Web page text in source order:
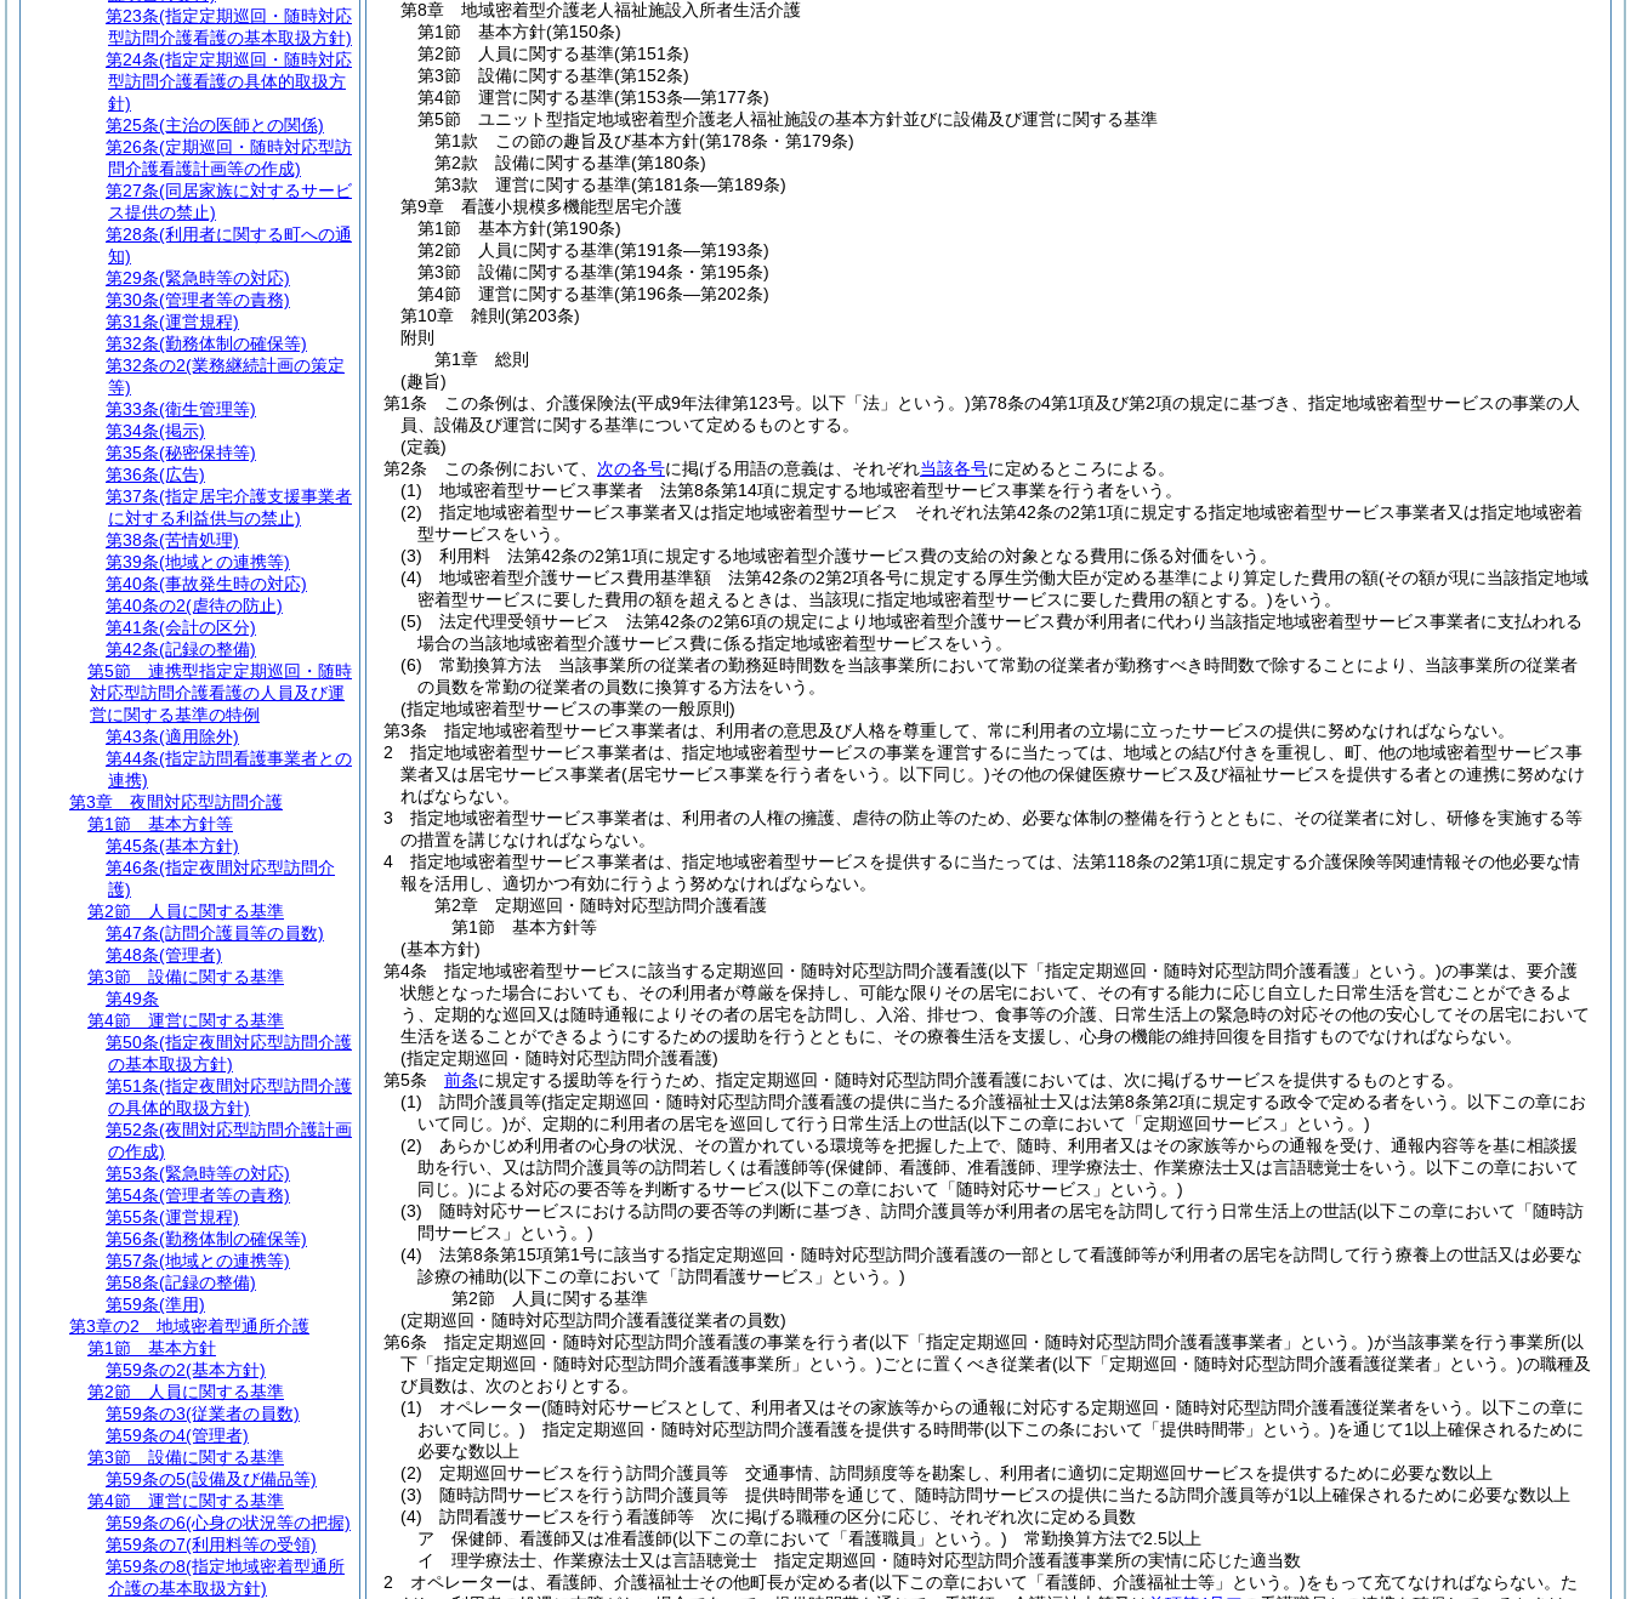
第8章
地域密着型介護老人福祉施設入所者生活介護
第1節
基本方針(第150条)
第2節
人員に関する基準(第151条)
第3節
設備に関する基準(第152条)
第4節
運営に関する基準(第153条―第177条)
第5節
ユニット型指定地域密着型介護老人福祉施設の基本方針並びに設備及び運営に関する基準
第1款
この節の趣旨及び基本方針(第178条・第179条)
第2款
設備に関する基準(第180条)
第3款
運営に関する基準(第181条―第189条)
第9章
看護小規模多機能型居宅介護
第1節
基本方針(第190条)
第2節
人員に関する基準(第191条―第193条)
第3節
設備に関する基準(第194条・第195条)
第4節
運営に関する基準(第196条―第202条)
第10章
雑則 (第203条)
附則
第1章
総則
(趣旨)
第1条
この条例は、介護保険法(平成9年法律第123号。以下「法」という。)第78条の4第1項及び第2項の規定に基づき、指定地域密着型サービスの事業の人
員、設備及び運営に関する基準について定めるものとする。
(定義)
第2条
この条例において、 次の各号に掲げる用語の意義は、それぞれ当該各号に定めるところによる。
(1)
地域密着型サービス事業者 法第8条第14項に規定する地域密着型サービス事業を行う者をいう。
(2)
指定地域密着型サービス事業者又は指定地域密着型サービス それぞれ法第42条の2第1項に規定する指定地域密着型サービス事業者又は指定地域密着
型サービスをいう。
(3)
利用料 法第42条の2第1項に規定する地域密着型介護サービス費の支給の対象となる費用に係る対価をいう。
(4)
地域密着型介護サービス費用基準額 法第42条の2第2項各号に規定する厚生労働大臣が定める基準により算定した費用の額(その額が現に当該指定地域
密着型サービスに要した費用の額を超えるときは、当該現に指定地域密着型サービスに要した費用の額とする。)をいう。
(5)
法定代理受領サービス 法第42条の2第6項の規定により地域密着型介護サービス費が利用者に代わり当該指定地域密着型サービス事業者に支払われる
場合の当該地域密着型介護サービス費に係る指定地域密着型サービスをいう。
(6)
常勤換算方法 当該事業所の従業者の勤務延時間数を当該事業所において常勤の従業者が勤務すべき時間数で除することにより、当該事業所の従業者
の員数を常勤の従業者の員数に換算する方法をいう。
(指定地域密着型サービスの事業の一般原則)
第3条
指定地域密着型サービス事業者は、利用者の意思及び人格を尊重して、常に利用者の立場に立ったサービスの提供に努めなければならない。
2
指定地域密着型サービス事業者は、指定地域密着型サービスの事業を運営するに当たっては、地域との結び付きを重視し、町、他の地域密着型サービス事
業者又は居宅サービス事業者(居宅サービス事業を行う者をいう。以下同じ。)その他の保健医療サービス及び福祉サービスを提供する者との連携に努めなけ
ればならない。
3
指定地域密着型サービス事業者は、利用者の人権の擁護、虐待の防止等のため、必要な体制の整備を行うとともに、その従業者に対し、研修を実施する等
の措置を講じなければならない。
4
指定地域密着型サービス事業者は、指定地域密着型サービスを提供するに当たっては、法第118条の2第1項に規定する介護保険等関連情報その他必要な情
報を活用し、適切かつ有効に行うよう努めなければならない。
第2章
定期巡回・随時対応型訪問介護看護
第1節
基本方針等
(基本方針)
第4条
指定地域密着型サービスに該当する定期巡回・随時対応型訪問介護看護(以下「指定定期巡回・随時対応型訪問介護看護」という。)の事業は、要介護
状態となった場合においても、その利用者が尊厳を保持し、可能な限りその居宅において、その有する能力に応じ自立した日常生活を営むことができるよ
う、定期的な巡回又は随時通報によりその者の居宅を訪問し、入浴、排せつ、食事等の介護、日常生活上の緊急時の対応その他の安心してその居宅において
生活を送ることができるようにするための援助を行うとともに、その療養生活を支援し、心身の機能の維持回復を目指すものでなければならない。
(指定定期巡回・随時対応型訪問介護看護)
第5条
前条に規定する援助等を行うため、指定定期巡回・随時対応型訪問介護看護においては、次に掲げるサービスを提供するものとする。
(1)
訪問介護員等(指定定期巡回・随時対応型訪問介護看護の提供に当たる介護福祉士又は法第8条第2項に規定する政令で定める者をいう。以下この章にお
いて同じ。)が、定期的に利用者の居宅を巡回して行う日常生活上の世話(以下この章において「定期巡回サービス」という。)
(2)
あらかじめ利用者の心身の状況、その置かれている環境等を把握した上で、随時、利用者又はその家族等からの通報を受け、通報内容等を基に相談援
助を行い、又は訪問介護員等の訪問若しくは看護師等(保健師、看護師、准看護師、理学療法士、作業療法士又は言語聴覚士をいう。以下この章において
同じ。)による対応の要否等を判断するサービス(以下この章において「随時対応サービス」という。)
(3)
随時対応サービスにおける訪問の要否等の判断に基づき、訪問介護員等が利用者の居宅を訪問して行う日常生活上の世話(以下この章において「随時訪
問サービス」という。)
(4)
法第8条第15項第1号に該当する指定定期巡回・随時対応型訪問介護看護の一部として看護師等が利用者の居宅を訪問して行う療養上の世話又は必要な
診療の補助(以下この章において「訪問看護サービス」という。)
第2節
人員に関する基準
(定期巡回・随時対応型訪問介護看護従業者の員数)
第6条
指定定期巡回・随時対応型訪問介護看護の事業を行う者(以下「指定定期巡回・随時対応型訪問介護看護事業者」という。)が当該事業を行う事業所(以
下「指定定期巡回・随時対応型訪問介護看護事業所」という。)ごとに置くべき従業者(以下「定期巡回・随時対応型訪問介護看護従業者」という。)の職種及
び員数は、次のとおりとする。
(1)
オペレーター(随時対応サービスとして、利用者又はその家族等からの通報に対応する定期巡回・随時対応型訪問介護看護従業者をいう。以下この章に
おいて同じ。) 指定定期巡回・随時対応型訪問介護看護を提供する時間帯(以下この条において「提供時間帯」という。)を通じて1以上確保されるために
必要な数以上
(2)
定期巡回サービスを行う訪問介護員等 交通事情、訪問頻度等を勘案し、利用者に適切に定期巡回サービスを提供するために必要な数以上
(3)
随時訪問サービスを行う訪問介護員等 提供時間帯を通じて、随時訪問サービスの提供に当たる訪問介護員等が1以上確保されるために必要な数以上
(4)
訪問看護サービスを行う看護師等 次に掲げる職種の区分に応じ、それぞれ次に定める員数
ア
保健師、看護師又は准看護師(以下この章において「看護職員」という。) 常勤換算方法で2.5以上
イ
理学療法士、作業療法士又は言語聴覚士 指定定期巡回・随時対応型訪問介護看護事業所の実情に応じた適当数
2
オペレーターは、看護師、介護福祉士その他町長が定める者(以下この章において「看護師、介護福祉士等」という。)をもって充てなければならない。 た
第23条(指定定期巡回・随時対応
型訪問介護看護の基本取扱方針)
第24条(指定定期巡回・随時対応
型訪問介護看護の具体的取扱方
針)
第25条(主治の医師との関係)
第26条(定期巡回・随時対応型訪
問介護看護計画等の作成)
第27条(同居家族に対するサービ
ス提供の禁止)
第28条(利用者に関する町への通
知)
第29条(緊急時等の対応)
第30条(管理者等の責務)
第31条(運営規程)
第32条(勤務体制の確保等)
第32条の2(業務継続計画の策定
等)
第33条(衛生管理等)
第34条(掲示)
第35条(秘密保持等)
第36条(広告)
第37条(指定居宅介護支援事業者
に対する利益供与の禁止)
第38条(苦情処理)
第39条(地域との連携等)
第40条(事故発生時の対応)
第40条の2(虐待の防止)
第41条(会計の区分)
第42条(記録の整備)
第5節
連携型指定定期巡回・随時
対応型訪問介護看護の人員及び運
営に関する基準の特例
第43条(適用除外)
第44条(指定訪問看護事業者との
連携)
第3章
夜間対応型訪問介護
第1節
基本方針等
第45条(基本方針)
第46条(指定夜間対応型訪問介
護)
第2節
人員に関する基準
第47条(訪問介護員等の員数)
第48条(管理者)
第3節
設備に関する基準
第49条
第4節
運営に関する基準
第50条(指定夜間対応型訪問介護
の基本取扱方針)
第51条(指定夜間対応型訪問介護
の具体的取扱方針)
第52条(夜間対応型訪問介護計画
の作成)
第53条(緊急時等の対応)
第54条(管理者等の責務)
第55条(運営規程)
第56条(勤務体制の確保等)
第57条(地域との連携等)
第58条(記録の整備)
第59条(準用)
第3章の2
地域密着型通所介護
第1節
基本方針
第59条の2(基本方針)
第2節
人員に関する基準
第59条の3(従業者の員数)
第59条の4(管理者)
第3節
設備に関する基準
第59条の5(設備及び備品等)
第4節
運営に関する基準
第59条の6(心身の状況等の把握)
第59条の7(利用料等の受領)
第59条の8(指定地域密着型通所
介護の基本取扱方針)